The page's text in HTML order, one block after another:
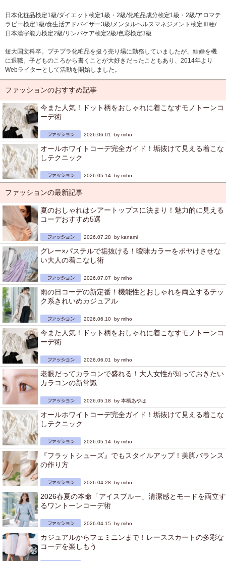
日本化粧品検定1級/ダイエット検定1級・2級/化粧品成分検定1級・2級/アロマテ
ラピー検定1級/食生活アドバイザー3級/メンタルヘルスマネジメント検定Ⅲ種/
日本漢字能力検定2級/リンパケア検定2級/色彩検定3級
短大国文科卒。プチプラ化粧品を扱う売り場に勤務していましたが、結婚を機
に退職。子どものころから書くことが大好きだったこともあり、2014年より
Webライターとして活動を開始しました。
ファッションのおすすめ記事
今また人気！ドット柄をおしゃれに着こなすモノトーンコ
ーデ術
2026.06.01 by miho
オールホワイトコーデ完全ガイド！垢抜けて見える着こな
しテクニック
2026.05.14 by miho
ファッションの最新記事
夏のおしゃれはシアートップスに決まり！魅力的に見える
コーデおすすめ5選
2026.07.28 by kanami
グレー×パステルで垢抜ける！曖昧カラーをボヤけさせな
い大人の着こなし術
2026.07.07 by miho
雨の日コーデの新定番！機能性とおしゃれを両立するテッ
ク系きれいめカジュアル
2026.06.10 by miho
今また人気！ドット柄をおしゃれに着こなすモノトーンコ
ーデ術
2026.06.01 by miho
老眼だってカラコンで盛れる！大人女性が知っておきたい
カラコンの新常識
2026.05.18 by 本橋あやは
オールホワイトコーデ完全ガイド！垢抜けて見える着こな
しテクニック
2026.05.14 by miho
『フラットシューズ』でもスタイルアップ！美脚バランス
の作り方
2026.04.28 by miho
2026春夏の本命「アイスブルー」清潔感とモードを両立す
るワントーンコーデ術
2026.04.15 by miho
カジュアルからフェミニンまで！レーススカートの多彩な
コーデを楽しもう